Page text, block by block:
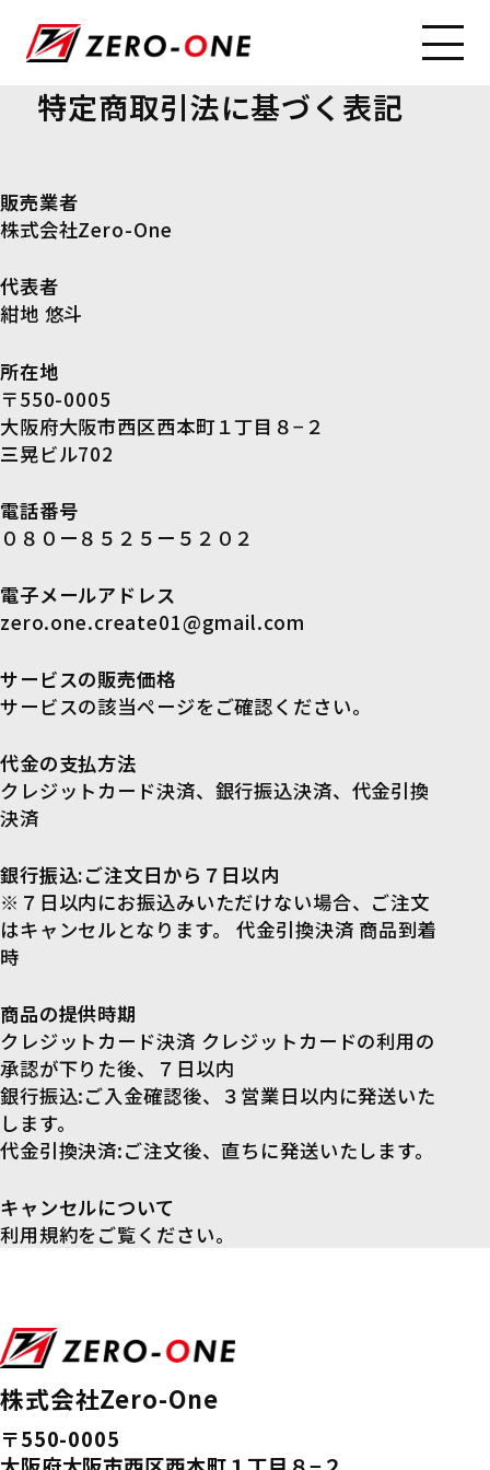
特定商取引法に基づく 表記
販売業者
株式会社Zero-One
代表者
紺地 悠斗
所在地
〒550-0005
大阪府大阪市西区西本町１丁目８−２
三晃ビル702
電話番号
０８０ー８５２５ー５２０２
電子メールアドレス
zero.one.create01@gmail.com
サービスの販売価格
サービスの該当ページをご確認ください。
代金の支払方法
クレジットカード決済、銀行振込決済、代金引換
決済
銀行振込:ご注文日から７日以内
※７日以内にお振込みいただけない場合、ご注文
はキャンセルとなります。 代金引換決済 商品到着
時
商品の提供時期
クレジットカード決済 クレジットカードの利用の
承認が下りた後、７日以内
銀行振込:ご入金確認後、３営業日以内に発送いた
します。
代金引換決済:ご注文後、直ちに発送いたします。
キャンセルについて
利用規約をご覧ください。
株式会社Zero-One
〒550-0005